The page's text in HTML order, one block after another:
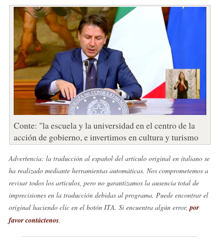
Conte: "la escuela y la universidad en el centro de la
acción de gobierno, e invertimos en cultura y turismo
Advertencia: la traducción al español del artículo original en italiano se
ha realizado mediante herramientas automáticas. Nos comprometemos a
revisar todos los artículos, pero no garantizamos la ausencia total de
imprecisiones en la traducción debidas al programa. Puede encontrar el
original haciendo clic en el botón ITA. Si encuentra algún error, por
favor contáctenos.